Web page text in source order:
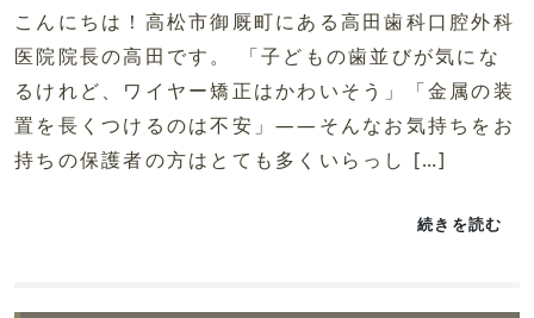
こんにちは！高松市御厩町にある高田歯科口腔外科
医院院長の高田です。 「子どもの歯並びが気にな
るけれど、ワイヤー矯正はかわいそう」「金属の装
置を長くつけるのは不安」——そんなお気持ちをお
持ちの保護者の方はとても多くいらっし […]
続きを読む